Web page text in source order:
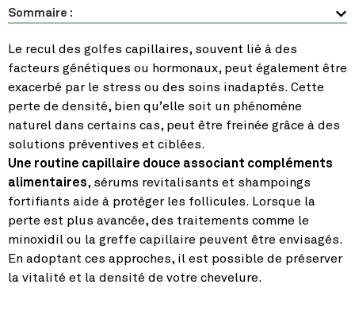
Sommaire :
Le recul des golfes capillaires, souvent lié à des
facteurs génétiques ou hormonaux, peut également être
exacerbé par le stress ou des soins inadaptés. Cette
perte de densité, bien qu’elle soit un phénomène
naturel dans certains cas, peut être freinée grâce à des
solutions préventives et ciblées.
Une routine capillaire douce associant compléments
alimentaires, sérums revitalisants et shampoings
fortifiants aide à protéger les follicules. Lorsque la
perte est plus avancée, des traitements comme le
minoxidil ou la greffe capillaire peuvent être envisagés.
En adoptant ces approches, il est possible de préserver
la vitalité et la densité de votre chevelure.